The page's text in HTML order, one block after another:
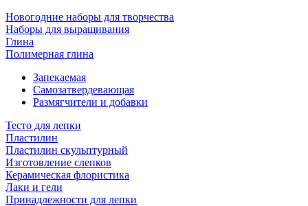
Новогодние наборы для творчества
Наборы для выращивания
Глина
Полимерная глина
Запекаемая
Самозатвердевающая
Размягчители и добавки
Тесто для лепки
Пластилин
Пластилин скульптурный
Изготовление слепков
Керамическая флористика
Лаки и гели
Принадлежности для лепки